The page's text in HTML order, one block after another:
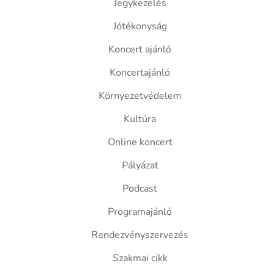
Jegykezelés
Jótékonyság
Koncert ajánló
Koncertajánló
Környezetvédelem
Kultúra
Online koncert
Pályázat
Podcast
Programajánló
Rendezvényszervezés
Szakmai cikk